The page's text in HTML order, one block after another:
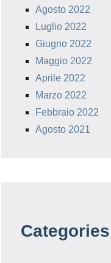
Agosto 2022
Luglio 2022
Giugno 2022
Maggio 2022
Aprile 2022
Marzo 2022
Febbraio 2022
Agosto 2021
Categories